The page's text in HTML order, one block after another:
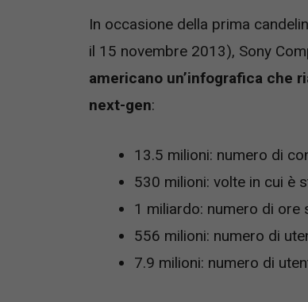
In occasione della prima
il 15 novembre 2013), Sony
americano un’infografica che
next-gen:
13.5 milioni: numero di
530 milioni: volte in cui è
1 miliardo: numero di ore
556 milioni: numero di
7.9 milioni: numero di